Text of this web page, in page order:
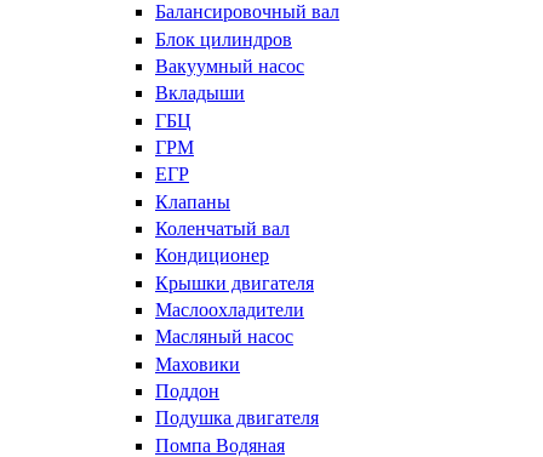
Балансировочный вал
Блок цилиндров
Вакуумный насос
Вкладыши
ГБЦ
ГРМ
ЕГР
Клапаны
Коленчатый вал
Кондиционер
Крышки двигателя
Маслоохладители
Масляный насос
Маховики
Поддон
Подушка двигателя
Помпа Водяная